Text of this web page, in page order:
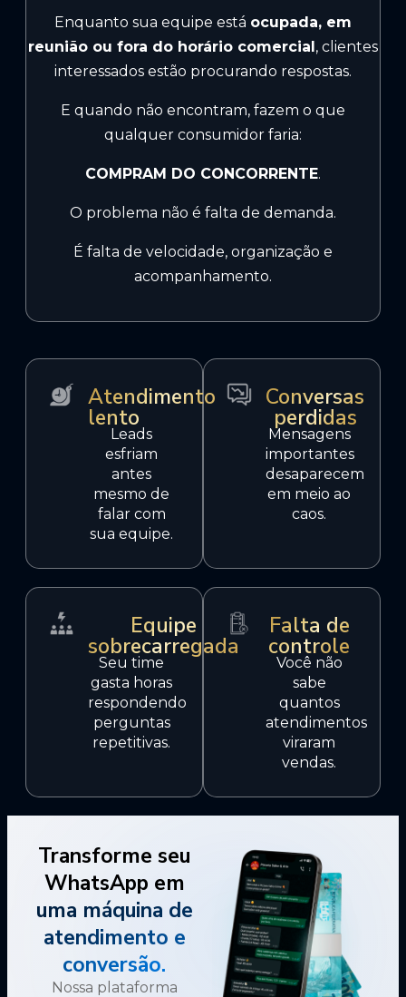
Enquanto sua equipe está ocupada, em
reunião ou fora do horário comercial, clientes
interessados estão procurando respostas.
E quando não encontram, fazem o que
qualquer consumidor faria:
COMPRAM DO CONCORRENTE.
O problema não é falta de demanda.
É falta de velocidade, organização e
acompanhamento.
Atendimento
lento
Leads
esfriam
antes
mesmo de
falar com
sua equipe.
Conversas
perdidas
Mensagens
importantes
desaparecem
em meio ao
caos.
Equipe
sobrecarregada
Seu time
gasta horas
respondendo
perguntas
repetitivas.
Falta de
controle
Você não
sabe
quantos
atendimentos
viraram
vendas.
Transforme seu
WhatsApp em
uma máquina de
atendimento e
conversão.
Nossa plataforma